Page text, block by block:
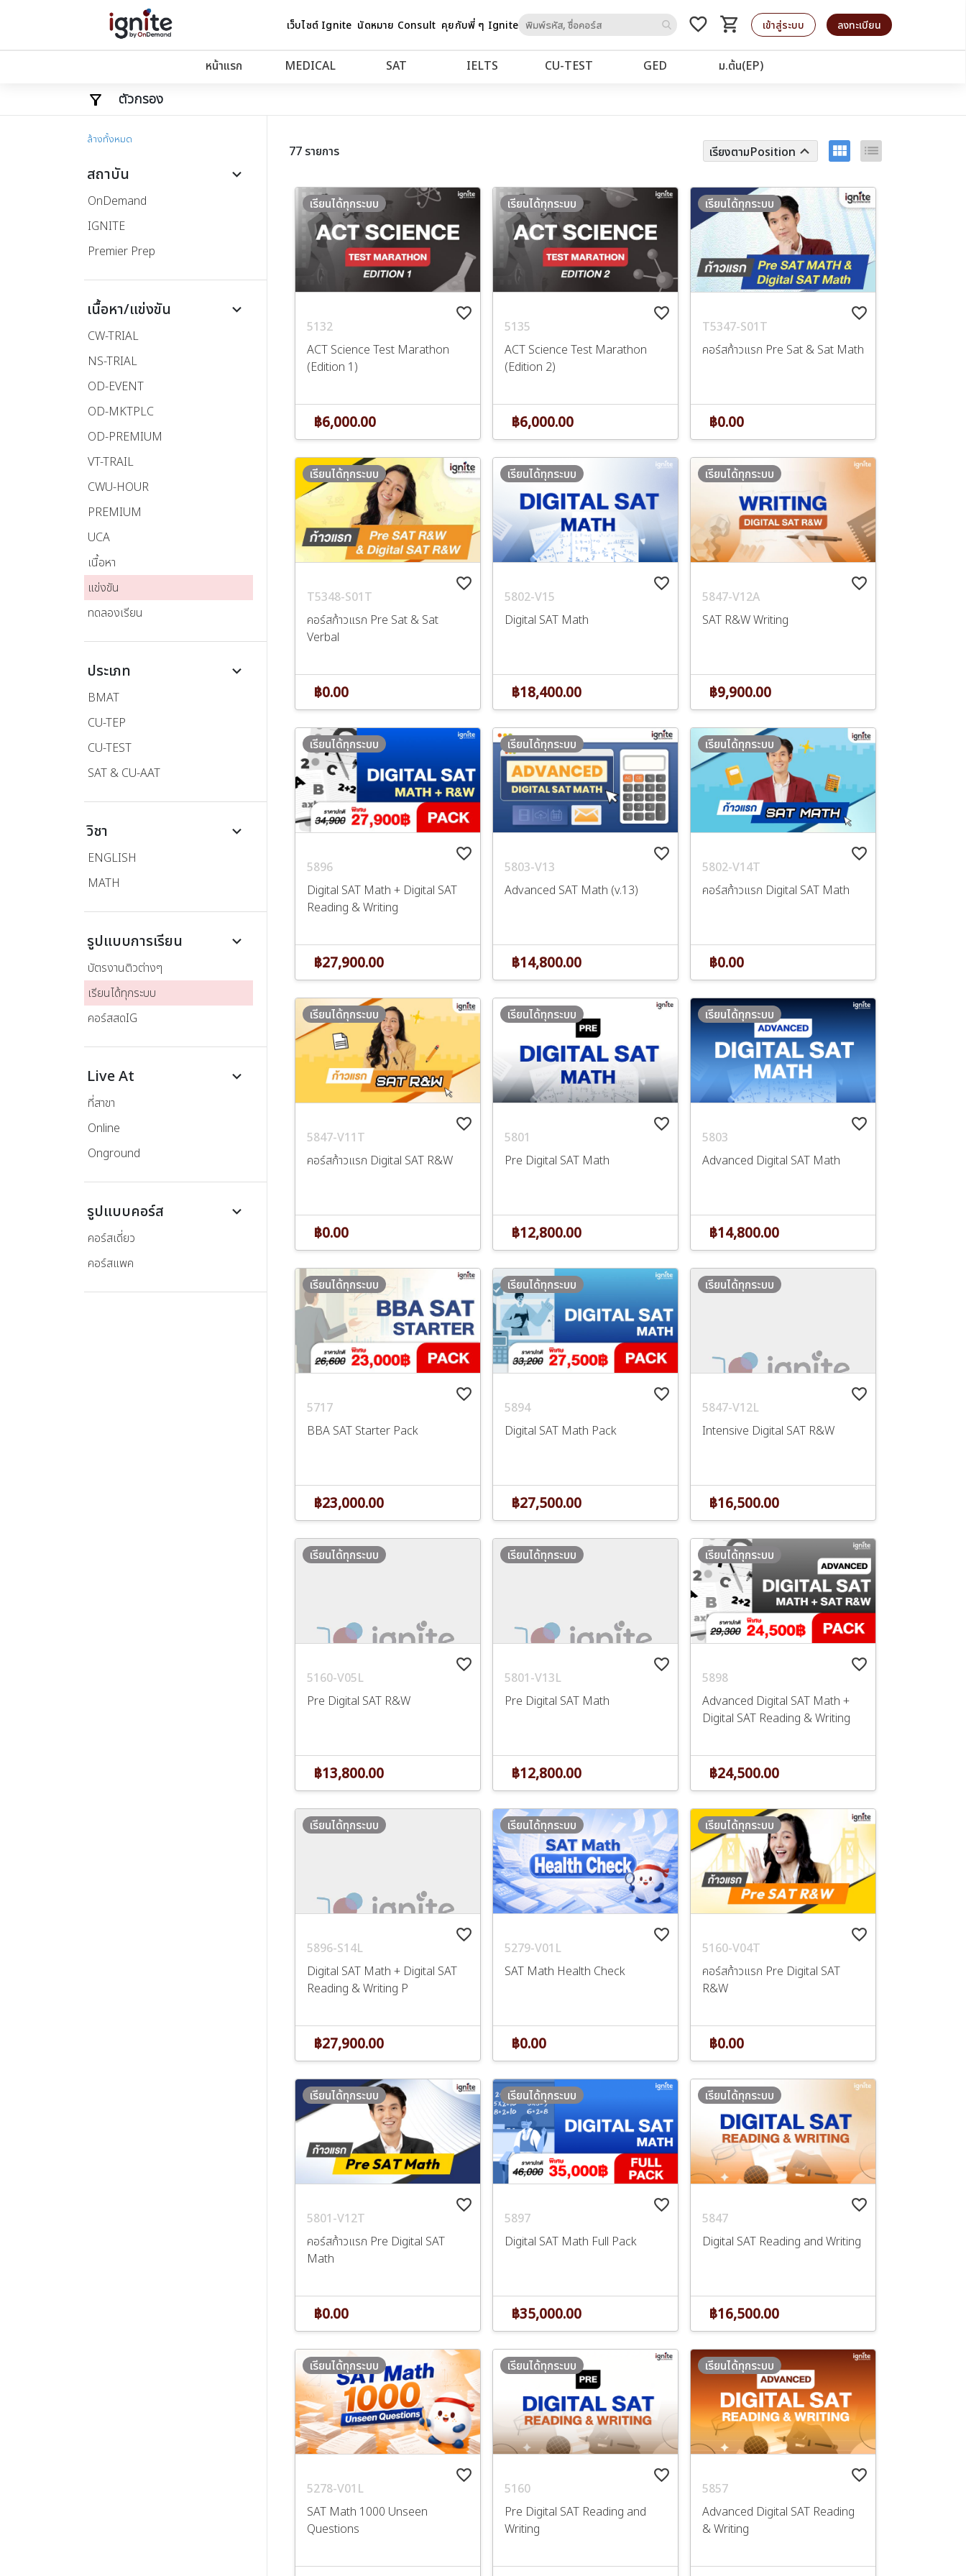
เว็บไซต์ Ignite นัดหมาย Consult คุยกับพี่ ๆ Igniteto
favorite_border shopping_cart
รถเข็น เข้าสู่ระบบ ลงทะเบียน
หน้าแรก MEDICAL SAT IELTS CU‑TEST GED ม.ต้น(EP)
ตัวกรอง
ล้างทั้งหมด
สถาบัน keyboard_arrow_down
OnDemand
IGNITE
Premier Prep
เนื้อหา/แข่งขัน keyboard_arrow_down
CW-TRIAL
NS-TRIAL
OD-EVENT
OD-MKTPLC
OD-PREMIUM
VT-TRAIL
CWU-HOUR
PREMIUM
UCA
เนื้อหา
แข่งขัน
ทดลองเรียน
ประเภท keyboard_arrow_down
BMAT
CU-TEP
CU-TEST
SAT & CU-AAT
วิชา keyboard_arrow_down
ENGLISH
MATH
รูปแบบการเรียน keyboard_arrow_down
บัตรงานติวต่างๆ
เรียนได้ทุกระบบ
คอร์สสดIG
Live At keyboard_arrow_down
ที่สาขา
Online
Onground
รูปแบบคอร์ส keyboard_arrow_down
คอร์สเดี่ยว
คอร์สแพค
77 รายการ เรียงตามPosition keyboard_arrow_up view_module list
favorite_border
5132
ACT Science Test Marathon
(Edition 1)
เรียนได้ทุกระบบ
฿6,000.00
favorite_border
5135
ACT Science Test Marathon
(Edition 2)
เรียนได้ทุกระบบ
฿6,000.00
favorite_border
T5347-S01T
คอร์สก้าวแรก Pre Sat & Sat Math
เรียนได้ทุกระบบ
฿0.00
favorite_border
T5348-S01T
คอร์สก้าวแรก Pre Sat & Sat
Verbal
เรียนได้ทุกระบบ
฿0.00
favorite_border
5802-V15
Digital SAT Math
เรียนได้ทุกระบบ
฿18,400.00
favorite_border
5847-V12A
SAT R&W Writing
เรียนได้ทุกระบบ
฿9,900.00
favorite_border
5896
Digital SAT Math + Digital SAT
Reading & Writing
เรียนได้ทุกระบบ
฿27,900.00
favorite_border
5803-V13
Advanced SAT Math (v.13)
เรียนได้ทุกระบบ
฿14,800.00
favorite_border
5802-V14T
คอร์สก้าวแรก Digital SAT Math
เรียนได้ทุกระบบ
฿0.00
favorite_border
5847-V11T
คอร์สก้าวแรก Digital SAT R&W
เรียนได้ทุกระบบ
฿0.00
favorite_border
5801
Pre Digital SAT Math
เรียนได้ทุกระบบ
฿12,800.00
favorite_border
5803
Advanced Digital SAT Math
เรียนได้ทุกระบบ
฿14,800.00
favorite_border
5717
BBA SAT Starter Pack
เรียนได้ทุกระบบ
฿23,000.00
favorite_border
5894
Digital SAT Math Pack
เรียนได้ทุกระบบ
฿27,500.00
favorite_border
5847-V12L
Intensive Digital SAT R&W
เรียนได้ทุกระบบ
฿16,500.00
favorite_border
5160-V05L
Pre Digital SAT R&W
เรียนได้ทุกระบบ
฿13,800.00
favorite_border
5801-V13L
Pre Digital SAT Math
เรียนได้ทุกระบบ
฿12,800.00
favorite_border
5898
Advanced Digital SAT Math +
Digital SAT Reading & Writing
เรียนได้ทุกระบบ
฿24,500.00
favorite_border
5896-S14L
Digital SAT Math + Digital SAT
Reading & Writing P
เรียนได้ทุกระบบ
฿27,900.00
favorite_border
5279-V01L
SAT Math Health Check
เรียนได้ทุกระบบ
฿0.00
favorite_border
5160-V04T
คอร์สก้าวแรก Pre Digital SAT
R&W
เรียนได้ทุกระบบ
฿0.00
favorite_border
5801-V12T
คอร์สก้าวแรก Pre Digital SAT
Math
เรียนได้ทุกระบบ
฿0.00
favorite_border
5897
Digital SAT Math Full Pack
เรียนได้ทุกระบบ
฿35,000.00
favorite_border
5847
Digital SAT Reading and Writing
เรียนได้ทุกระบบ
฿16,500.00
favorite_border
5278-V01L
SAT Math 1000 Unseen
Questions
เรียนได้ทุกระบบ
favorite_border
5160
Pre Digital SAT Reading and
Writing
เรียนได้ทุกระบบ
favorite_border
5857
Advanced Digital SAT Reading
& Writing
เรียนได้ทุกระบบ